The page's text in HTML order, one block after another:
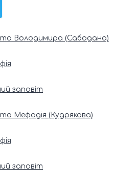
Володимира (Сабодана)
заповіт
Мефодія (Кудрякова)
заповіт